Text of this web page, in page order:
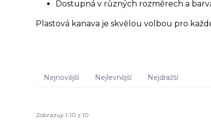
Dostupná v různých rozměrech a
Plastová kanava je skvělou volbou pro
Nejnovější Nejlevnější Nejdražší
Zobrazuji 1-10 z 10